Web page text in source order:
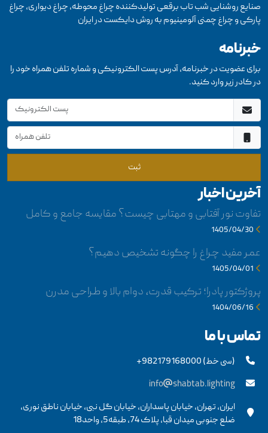
صنایع روشنایی شب تاب برقعی تولیدکننده چراغ محوطه، چراغ دیواری، چراغ
پارکی و چراغ چمنی آلومینیوم به روش دایکست در ایران
خبرنامه
برای عضویت در خبرنامه، آدرس پست الکترونیکی و شماره تلفن همراه خود را
در کادر زیر وارد کنید.
ثبت
آخرین اخبار
تفاوت نور آفتابی و مهتابی چیست؟ مقایسه جامع و کامل
1405/04/30
عمر مفید چراغ را چگونه تشخیص دهیم؟
1405/04/01
پروژکتور پادرا؛ ترکیب قدرت، دوام بالا و طراحی مدرن
1404/06/16
تماس با ما
+982179168000 (سی خط)
info
shabtab.lighting
ایران، تهران، خیابان پاسداران، خیابان گل نبی، خیابان ناطق نوری،
ضلع جنوبی میدان قبا، پلاک 74، طبقه5، واحد18